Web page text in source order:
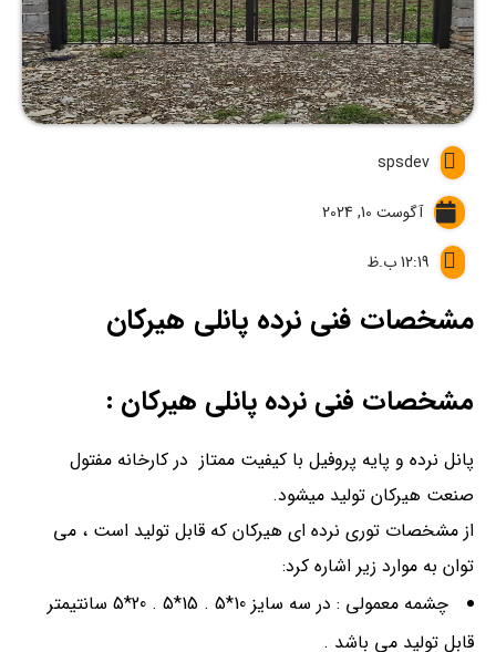
spsdev
آگوست 10, 2024
12:19 ب.ظ
مشخصات فنی نرده پانلی هیرکان
مشخصات فنی نرده پانلی هیرکان :
پانل نرده و پایه پروفیل با کیفیت ممتاز در کارخانه مفتول
صنعت هیرکان تولید میشود.
از مشخصات توری نرده ای هیرکان که قابل تولید است ، می
توان به موارد زیر اشاره کرد:
چشمه معمولی : در سه سایز 10*5 . 15*5 . 20*5 سانتیمتر
قابل تولید می باشد .